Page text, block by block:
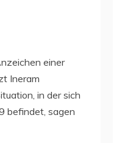
einer
Ineram
in der sich
befindet, sagen